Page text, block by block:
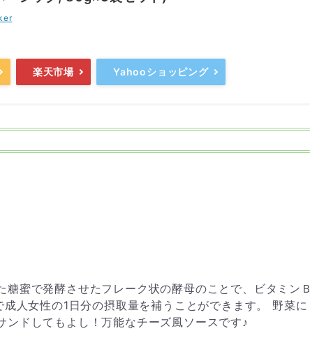
楽天市場 Yahooショッピング
蜜で発酵させたフレーク状の酵母のことで、ビタミンＢ
人女性の1日分の摂取量を補うことができます。 野菜に
ドしてもよし！万能なチーズ風ソースです♪